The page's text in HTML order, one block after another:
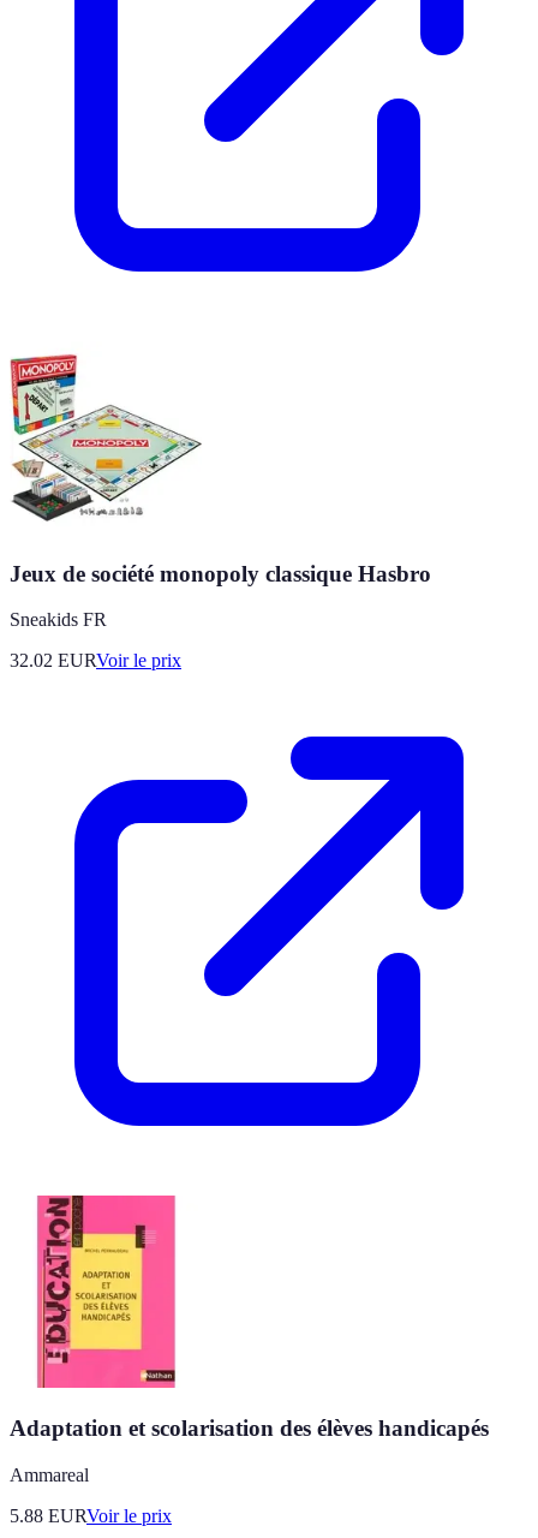
Jeux de société monopoly classique Hasbro
Sneakids FR
32.02 EURVoir le prix
Adaptation et scolarisation des élèves handicapés
Ammareal
5.88 EURVoir le prix